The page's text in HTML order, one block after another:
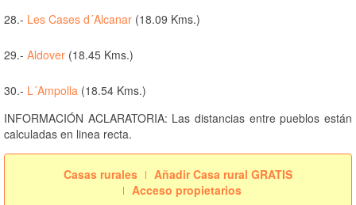
28.- Les Cases d´Alcanar (18.09 Kms.)
29.- Aldover (18.45 Kms.)
30.- L´Ampolla (18.54 Kms.)
INFORMACIÓN ACLARATORIA: Las distancias entre pueblos están
calculadas en linea recta.
Casas rurales
Añadir Casa rural GRATIS
Acceso propietarios